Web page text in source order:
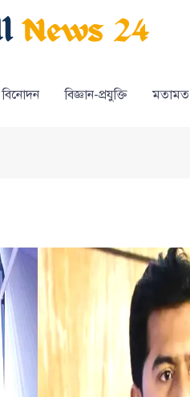
বিনোদন বিজ্ঞান-প্রযুক্তি মতামত